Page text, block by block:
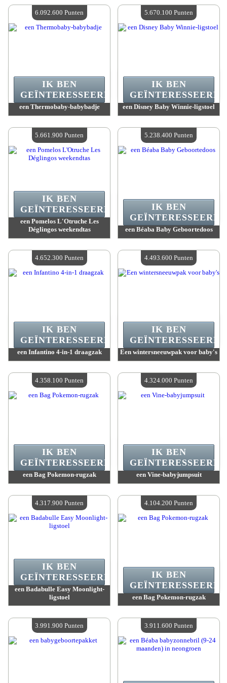
Beschikbare hoeveelheid :4
Beschikbare hoeveelheid :4
een Thermobaby-babybadje
Beschikbare hoeveelheid :4
IK BEN
GEÏNTERESSEERD.
6.092.600 Punten
een Disney Baby Winnie-ligstoel
Beschikbare hoeveelheid :4
IK BEN
GEÏNTERESSEERD.
5.670.100 Punten
een Pomelos L'Otruche Les
Déglingos weekendtas
Beschikbare hoeveelheid :4
IK BEN
GEÏNTERESSEERD.
5.661.900 Punten
een Béaba Baby Geboortedoos
Beschikbare hoeveelheid :4
IK BEN
GEÏNTERESSEERD.
5.238.400 Punten
een Infantino 4-in-1 draagzak
Beschikbare hoeveelheid :4
IK BEN
GEÏNTERESSEERD.
4.652.300 Punten
Een wintersneeuwpak voor baby's
Beschikbare hoeveelheid :4
IK BEN
GEÏNTERESSEERD.
4.493.600 Punten
een Bag Pokemon-rugzak
Beschikbare hoeveelheid :4
IK BEN
GEÏNTERESSEERD.
4.358.100 Punten
een Vine-babyjumpsuit
Beschikbare hoeveelheid :4
IK BEN
GEÏNTERESSEERD.
4.324.000 Punten
een Badabulle Easy Moonlight-
ligstoel
Beschikbare hoeveelheid :4
IK BEN
GEÏNTERESSEERD.
4.317.900 Punten
een Bag Pokemon-rugzak
Beschikbare hoeveelheid :4
IK BEN
GEÏNTERESSEERD.
4.104.200 Punten
3.991.900 Punten 3.911.600 Punten